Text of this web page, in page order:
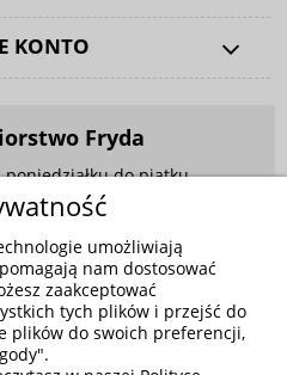
KONTO
Fryda
do piątku
9.00 - 17.00
704
34-400 Nowy Targ
umożliwiają
nam dostosować
zaakceptować
tych plików i przejść do
plików do swoich preferencji,